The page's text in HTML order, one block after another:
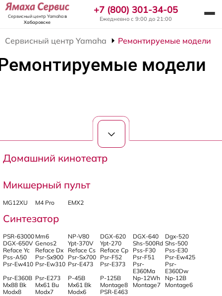
Сервисный центр Yamahaв
Хабаровске
+7 (800) 301-34-05
Ежедневно с 9:00 до 21:00
Сервисный центр Yamaha Ремонтируемые модели
модели
Домашний кинотеатр
Микшерный пульт
MG12XU M4 Pro EMX2
Синтезатор
PSR-63000 Mm6 NP-V80 DGX-620 DGX-640
Dgx-520
DGX-650V Genos2 Ypt-370V Ypt-270 Shs-500Rd Shs-500
Reface Yc
Reface Dx Reface Cs Reface Cp Pss-F30
Pss-E30
Pss-A50
Psr-Sx900 Psr-Sx700 Psr-F52 Psr-F51
Psr-Ew425
Psr-Ew410 Psr-Ew310 Psr-E473 Psr-E373
Psr-
E360Ma
Psr-
E360Dw
Psr-E360B Psr-E273 P-45B P-125B Np-12Wh
Np-12B
Mx88 Bk
Mx61 Bu Mx61 Bk Montage8 Montage7
Montage6
Modx8
Modx7 Modx6 PSR-E463